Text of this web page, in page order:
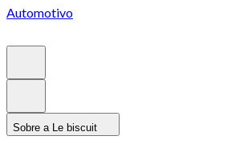
Automotivo
Sobre a Le biscuit